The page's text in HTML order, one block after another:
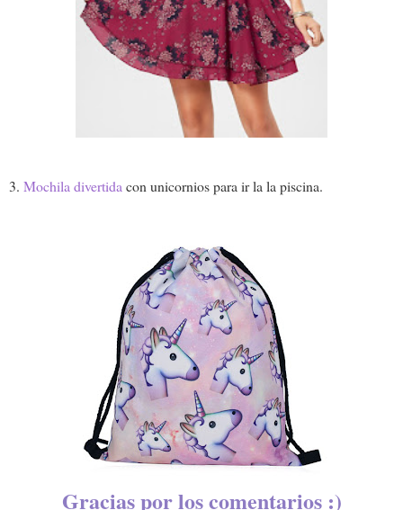
3. Mochila divertida con unicornios para ir la la piscina.
Gracias por los comentarios :)